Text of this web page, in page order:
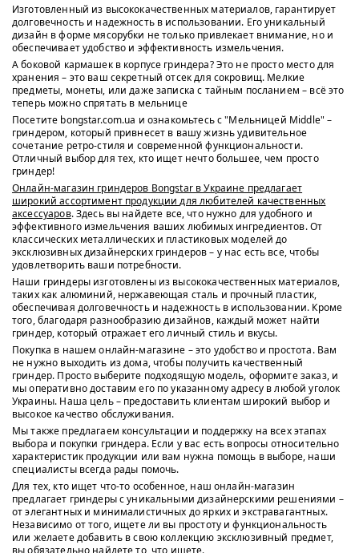
Изготовленный из высококачественных материалов, гарантирует
долговечность и надежность в использовании. Его уникальный
дизайн в форме мясорубки не только привлекает внимание, но и
обеспечивает удобство и эффективность измельчения.
А боковой кармашек в корпусе гриндера? Это не просто место для
хранения – это ваш секретный отсек для сокровищ. Мелкие
предметы, монеты, или даже записка с тайным посланием – всё это
теперь можно спрятать в мельнице
Посетите bongstar.com.ua и ознакомьтесь с "Мельницей Middle" –
гриндером, который привнесет в вашу жизнь удивительное
сочетание ретро-стиля и современной функциональности.
Отличный выбор для тех, кто ищет нечто большее, чем просто
гриндер!
Онлайн-магазин гриндеров Bongstar в Украине предлагает
широкий ассортимент продукции для любителей качественных
аксессуаров. Здесь вы найдете все, что нужно для удобного и
эффективного измельчения ваших любимых ингредиентов. От
классических металлических и пластиковых моделей до
эксклюзивных дизайнерских гриндеров – у нас есть все, чтобы
удовлетворить ваши потребности.
Наши гриндеры изготовлены из высококачественных материалов,
таких как алюминий, нержавеющая сталь и прочный пластик,
обеспечивая долговечность и надежность в использовании. Кроме
того, благодаря разнообразию дизайнов, каждый может найти
гриндер, который отражает его личный стиль и вкусы.
Покупка в нашем онлайн-магазине – это удобство и простота. Вам
не нужно выходить из дома, чтобы получить качественный
гриндер. Просто выберите подходящую модель, оформите заказ, и
мы оперативно доставим его по указанному адресу в любой уголок
Украины. Наша цель – предоставить клиентам широкий выбор и
высокое качество обслуживания.
Мы также предлагаем консультации и поддержку на всех этапах
выбора и покупки гриндера. Если у вас есть вопросы относительно
характеристик продукции или вам нужна помощь в выборе, наши
специалисты всегда рады помочь.
Для тех, кто ищет что-то особенное, наш онлайн-магазин
предлагает гриндеры с уникальными дизайнерскими решениями –
от элегантных и минималистичных до ярких и экстравагантных.
Независимо от того, ищете ли вы простоту и функциональность
или желаете добавить в свою коллекцию эксклюзивный предмет,
вы обязательно найдете то, что ищете.